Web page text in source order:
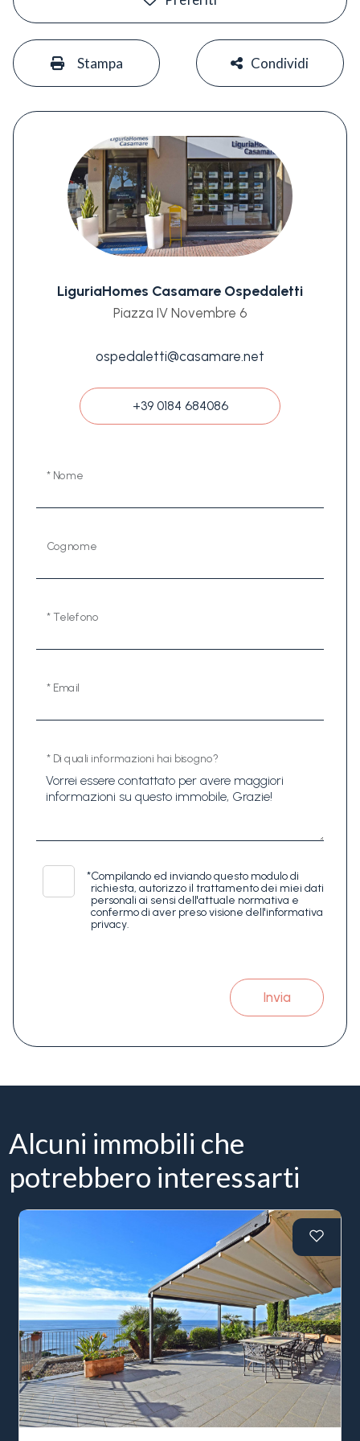
Stampa Condividi
LiguriaHomes Casamare Ospedaletti
Piazza IV Novembre 6
ospedaletti@casamare.net
+39 0184 684086
* Nome
Cognome
* Telefono
* Email
* Di quali informazioni hai bisogno?
*Compilando ed inviando questo modulo di
richiesta, autorizzo il trattamento dei miei dati
personali ai sensi dell'attuale normativa e
confermo di aver preso visione dell'informativa
privacy.
Invia
Alcuni immobili che
potrebbero interessarti